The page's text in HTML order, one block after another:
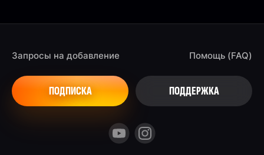
Запросы на добавление
ПОДПИСКА
Помощь (FAQ)
ПОДДЕРЖКА